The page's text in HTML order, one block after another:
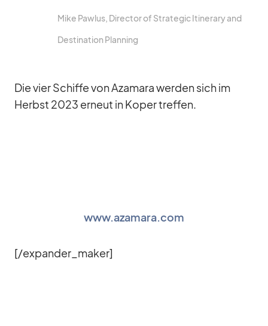
Mike Paw­lus, Di­rec­tor of Stra­te­gic Itin­erary and
De­sti­na­tion Plan­ning
Die vier Schiffe von Aza­mara wer­den sich im
Herbst 2023 er­neut in Ko­per tref­fen.
www.azamara.com
[/​expander_​maker]